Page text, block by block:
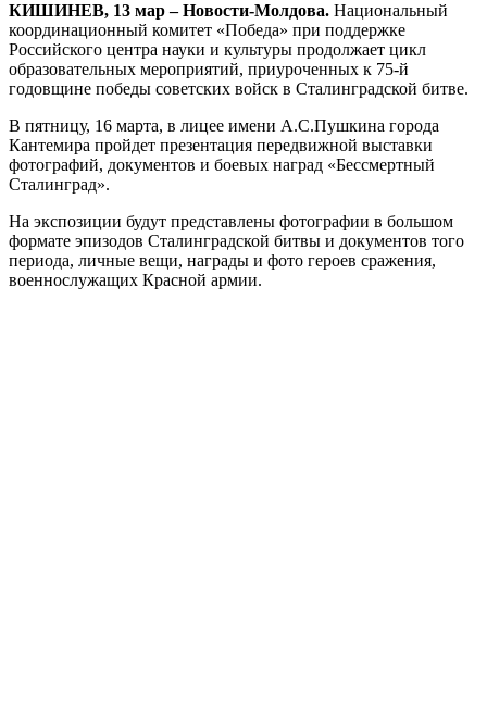
КИШИНЕВ, 13 мар – Новости-Молдова. Национальный
координационный комитет «Победа» при поддержке
Российского центра науки и культуры продолжает цикл
образовательных мероприятий, приуроченных к 75-й
годовщине победы советских войск в Сталинградской битве.
В пятницу, 16 марта, в лицее имени А.С.Пушкина города
Кантемира пройдет презентация передвижной выставки
фотографий, документов и боевых наград «Бессмертный
Сталинград».
На экспозиции будут представлены фотографии в большом
формате эпизодов Сталинградской битвы и документов того
периода, личные вещи, награды и фото героев сражения,
военнослужащих Красной армии.